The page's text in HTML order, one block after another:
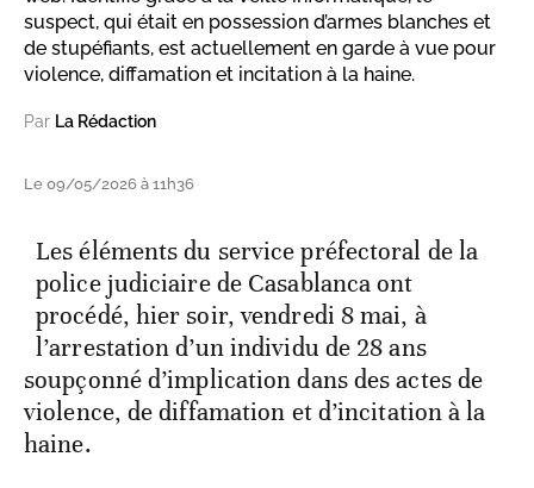
suspect, qui était en possession d’armes blanches et
de stupéfiants, est actuellement en garde à vue pour
violence, diffamation et incitation à la haine.
Par La Rédaction
Le 09/05/2026 à 11h36
Les éléments du service préfectoral de la
police judiciaire de Casablanca ont
procédé, hier soir, vendredi 8 mai, à
l’arrestation d’un individu de 28 ans
soupçonné d’implication dans des actes de
violence, de diffamation et d’incitation à la
haine.